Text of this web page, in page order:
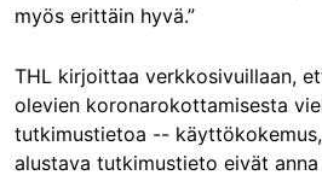
myös erittäin hyvä.”
THL kirjoittaa verkkosivuillaan,
olevien koronarokottamisesta
tutkimustietoa --
alustava tutkimustieto eivät